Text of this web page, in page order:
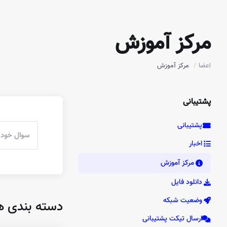
مرکز آموزش
اعضا مرکز آموزش
پشتیبانی
پشتیبانی
اخبار
مرکز آموزش
دانلود فایل
وضعیت شبکه
ارسال تیکت پشتیبانی
دسته بندی